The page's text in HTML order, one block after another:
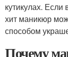
кутикулах.
хит маникюр
способом
Почему